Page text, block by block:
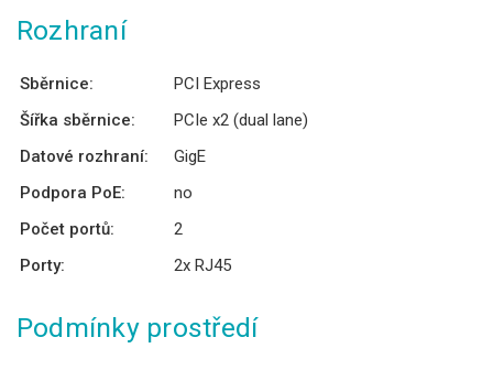
Rozhraní
Sběrnice:
PCI Express
Šířka sběrnice:
PCIe x2 (dual lane)
Datové rozhraní:
GigE
Podpora PoE:
no
Počet portů:
2
Porty:
2x RJ45
Podmínky prostředí